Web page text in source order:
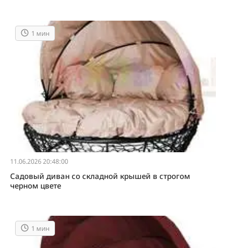
1 мин
11.06.2026 20:48:00
Садовый диван со складной крышей в строгом
черном цвете
1 мин